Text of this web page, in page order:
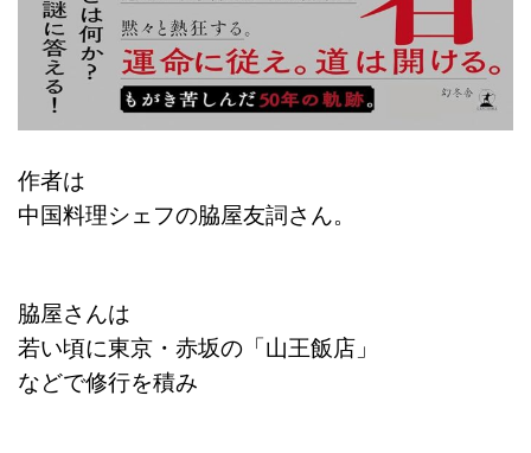
作者は
中国料理シェフの脇屋友詞さん。
脇屋さんは
若い頃に東京・赤坂の「山王飯店」
などで修行を積み